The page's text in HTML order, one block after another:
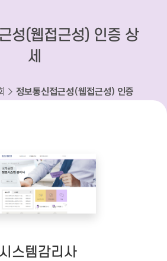
성(웹접근성) 인증 상
세
> 정보통신접근성(웹접근성) 인증
스템감리사